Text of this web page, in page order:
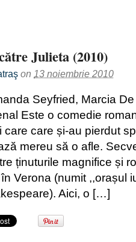
Julieta (2010)
on 13 noiembrie 2010
Seyfried, Marcia
Este o comedie
care care și-au pierdut
mereu să o afle.
ținuturile magnifice și
Verona (numit ,,orașul
Aici, o […]